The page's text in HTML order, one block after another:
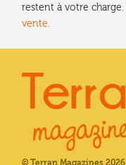
restent à votre charge.
vente.
© Terran Magazines 2026